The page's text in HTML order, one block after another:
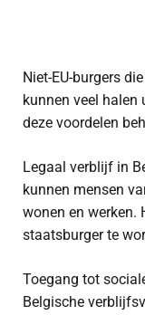
Niet-EU-burgers
kunnen veel
deze voordelen
Legaal verblijf in
kunnen mensen
wonen en werken.
staatsburger te
Toegang tot
Belgische